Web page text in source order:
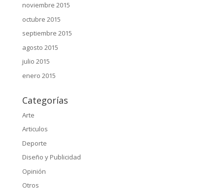
noviembre 2015
octubre 2015
septiembre 2015
agosto 2015
julio 2015
enero 2015
Categorías
Arte
Articulos
Deporte
Diseño y Publicidad
Opinión
Otros